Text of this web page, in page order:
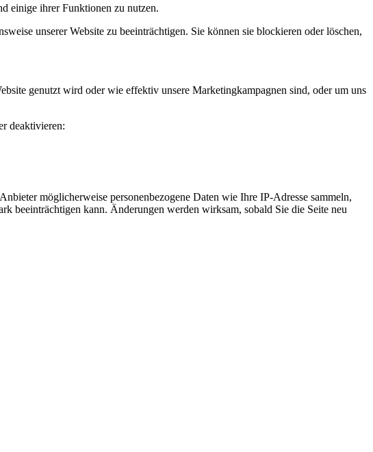
einige ihrer Funktionen zu nutzen.
unserer Website zu beeinträchtigen. Sie können sie blockieren oder löschen,
genutzt wird oder wie effektiv unsere Marketingkampagnen sind, oder um uns
deaktivieren:
möglicherweise personenbezogene Daten wie Ihre IP-Adresse sammeln,
beeinträchtigen kann. Änderungen werden wirksam, sobald Sie die Seite neu